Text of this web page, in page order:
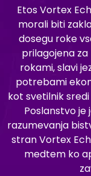
Etos Vortex
morali biti
dosegu roke
prilagojena
rokami, slavi
potrebami
kot svetilnik
Poslanstvo
razumevanja
stran Vortex
medtem ko